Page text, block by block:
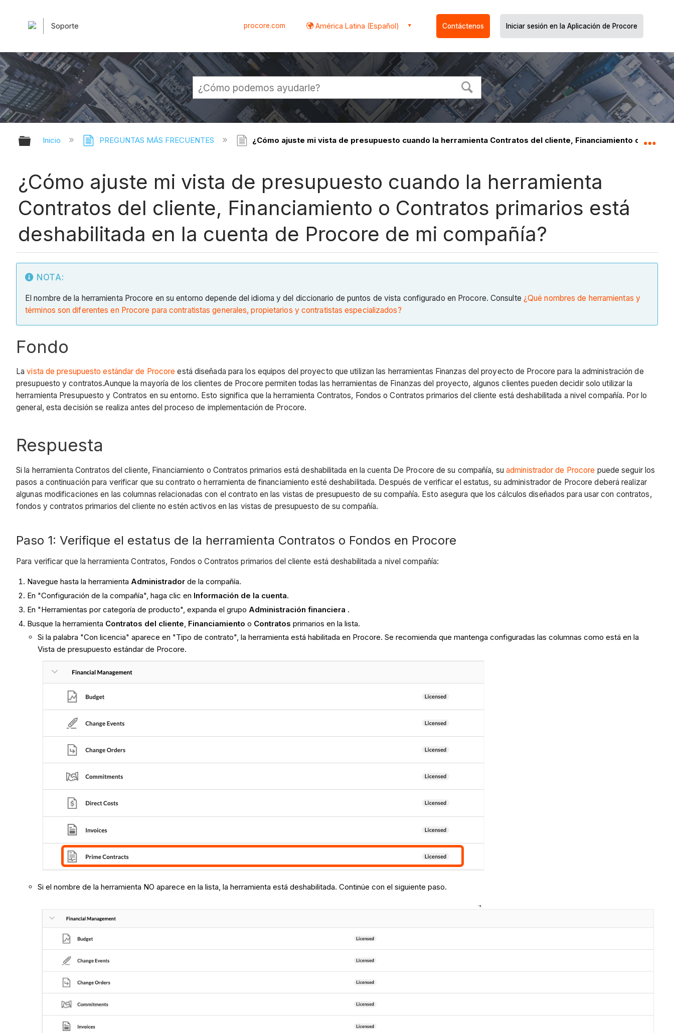
Soporte procore.com América Latina (Español) Contáctenos Iniciar sesión en la Aplicación de Procore
Expandir/contraer jerarquía global
Inicio PREGUNTAS MÁS FRECUENTES ¿Cómo ajuste mi vista de presupuesto cuando la herramienta Contratos del cliente, Financiamiento o
¿Cómo ajuste mi vista de presupuesto cuando la herramienta
Contratos del cliente, Financiamiento o Contratos primarios está
deshabilitada en la cuenta de Procore de mi compañía?
NOTA:
El nombre de la herramienta Procore en su entorno depende del idioma y del diccionario de puntos de vista configurado en Procore. Consulte ¿Qué nombres de herramientas y
términos son diferentes en Procore para contratistas generales, propietarios y contratistas especializados?
Fondo
Lavista de presupuesto estándar de Procore está diseñada para los equipos del proyecto que utilizan las herramientas Finanzas del proyecto de Procore para la administración de
presupuesto y contratos.Aunque la mayoría de los clientes de Procore permiten todas las herramientas de Finanzas del proyecto, algunos clientes pueden decidir solo utilizar la
herramienta Presupuesto y Contratos en su entorno. Esto significa que la herramienta Contratos, Fondos o Contratos primarios del cliente está deshabilitada a nivel compañía. Por lo
general, esta decisión se realiza antes del proceso de implementación de Procore.
Respuesta
Si la herramienta Contratos del cliente, Financiamiento o Contratos primarios está deshabilitada en la cuenta De Procore de su compañía, su administrador de Procore puede seguir los
pasos a continuación para verificar que su contrato o herramienta de financiamiento esté deshabilitada. Después de verificar el estatus, su administrador de Procore deberá realizar
algunas modificaciones en las columnas relacionadas con el contrato en las vistas de presupuesto de su compañía. Esto asegura que los cálculos diseñados para usar con contratos,
fondos y contratos primarios del cliente no estén activos en las vistas de presupuesto de su compañía.
Paso 1: Verifique el estatus de la herramienta Contratos o Fondos en Procore
Para verificar que la herramienta Contratos, Fondos o Contratos primarios del cliente está deshabilitada a nivel compañía:
Navegue hasta la herramienta Administrador de la compañía.
En "Configuración de la compañía", haga clic en Información de la cuenta.
En "Herramientas por categoría de producto", expanda el grupo Administración financiera .
Busque la herramienta Contratos del cliente Financiamiento o Contratosprimarios en la lista.
Si la palabra "Con licencia" aparece en "Tipo de contrato", la herramienta está habilitada en Procore. Se recomienda que mantenga configuradas las columnas como está en la
Vista de presupuesto estándar de Procore.
Si el nombre de la herramienta NO aparece en la lista, la herramienta está deshabilitada. Continúe con el siguiente paso.